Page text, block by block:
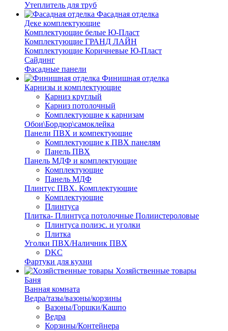
Утеплитель для труб
Фасадная отделка
Деке комплектующие
Комплектующие белые Ю-Пласт
Комплектующие ГРАНД ЛАЙН
Комплектующие Коричневые Ю-Пласт
Сайдинг
Фасадные панели
Финишная отделка
Карнизы и комплектующие
Карниз круглый
Карниз потолочный
Комплектующие к карнизам
Обои\Бордюр\самоклейка
Панели ПВХ и компектующие
Комплектующие к ПВХ панелям
Панель ПВХ
Панель МДФ и комплектующие
Комплектующие
Панель МДФ
Плинтус ПВХ. Комплектующие
Комплектующие
Плинтуса
Плитка- Плинтуса потолочные Полиистероловые
Плинтуса полиэс. и уголки
Плитка
Уголки ПВХ/Наличник ПВХ
DKC
Фартуки для кухни
Хозяйственные товары
Баня
Ванная комната
Ведра/тазы/вазоны/корзины
Вазоны/Горшки/Кашпо
Ведра
Корзины/Контейнера